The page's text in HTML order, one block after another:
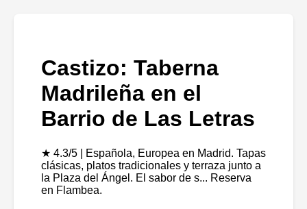
Castizo: Taberna
Madrileña en el
Barrio de Las Letras
★ 4.3/5 | Española, Europea en Madrid. Tapas
clásicas, platos tradicionales y terraza junto a
la Plaza del Ángel. El sabor de s... Reserva
en Flambea.